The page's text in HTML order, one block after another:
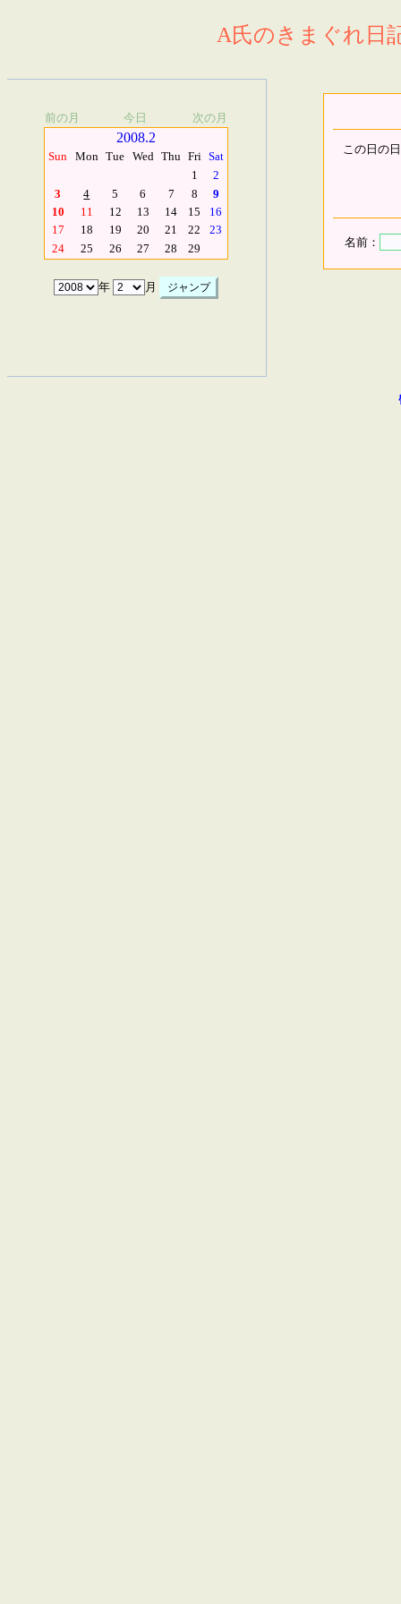
A氏のきまぐれ日
前の月 今日 次の月
2008.2
Sun Mon Tue Wed Thu Fri Sat
1
2
3
4 5 6 7 8
9
10
11 12 13 14 15
16
17
18 19 20 21 22
23
24
25 26 27 28 29
年 月
この日の
名前：